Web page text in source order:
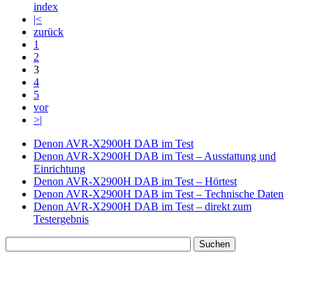
index
|<
zurück
1
2
3
4
5
vor
>|
Denon AVR-X2900H DAB im Test
Denon AVR-X2900H DAB im Test – Ausstattung und
Einrichtung
Denon AVR-X2900H DAB im Test – Hörtest
Denon AVR-X2900H DAB im Test – Technische Daten
Denon AVR-X2900H DAB im Test – direkt zum
Testergebnis